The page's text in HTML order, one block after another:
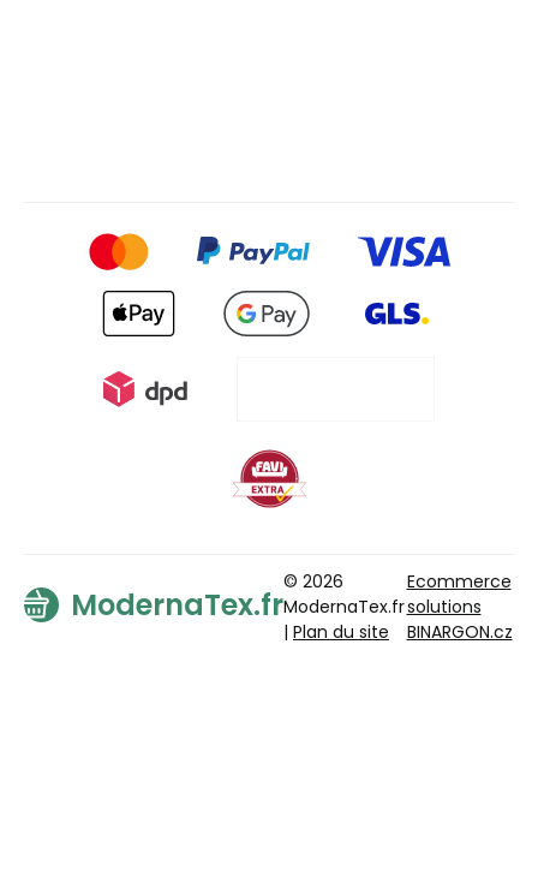
ModernaTex.fr
© 2026
ModernaTex.fr
| Plan du site
Ecommerce
solutions
BINARGON.cz